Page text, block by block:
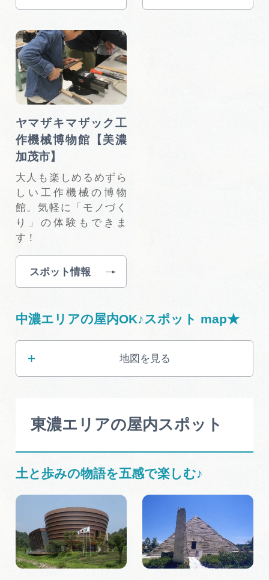
ヤマザキマザック工
作機械博物館【美濃
加茂市】
大人も楽しめるめずら
しい工作機械の博物
館。気軽に「モノづく
り」の体験もできま
す！
スポット情報
中濃エリアの屋内OK♪スポット map★
地図を見る
東濃エリアの屋内スポット
土と歩みの物語を五感で楽しむ♪